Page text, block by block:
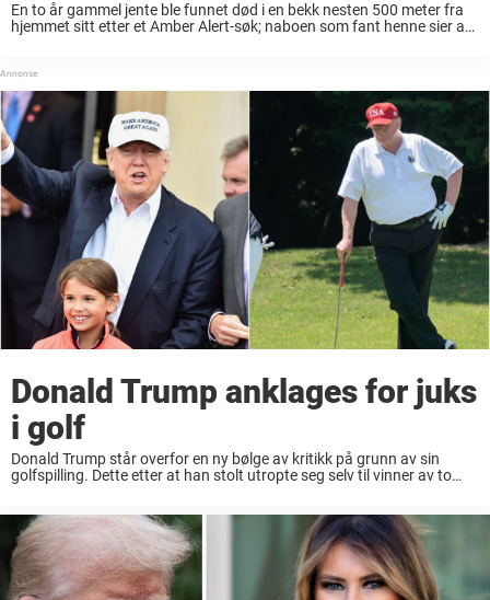
En to år gammel jente ble funnet død i en bekk nesten 500 meter fra
hjemmet sitt etter et Amber Alert-søk; naboen som fant henne sier at
Donald Trump anklages for juks
i golf
Donald Trump står overfor en ny bølge av kritikk på grunn av sin
golfspilling. Dette etter at han stolt utropte seg selv til vinner av to